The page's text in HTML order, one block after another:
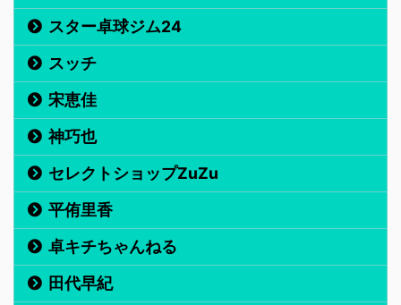
スター卓球ジム24
スッチ
宋恵佳
神巧也
セレクトショップZuZu
平侑里香
卓キチちゃんねる
田代早紀